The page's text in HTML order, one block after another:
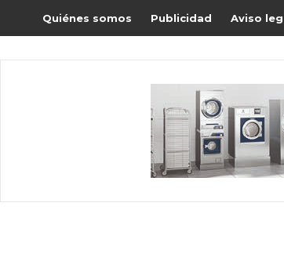
Quiénes somos Publicidad Aviso